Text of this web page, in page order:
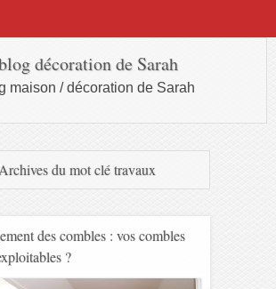
décoration de Sarah
maison / décoration de Sarah
Archives du mot clétravaux
des combles : vos combles
?